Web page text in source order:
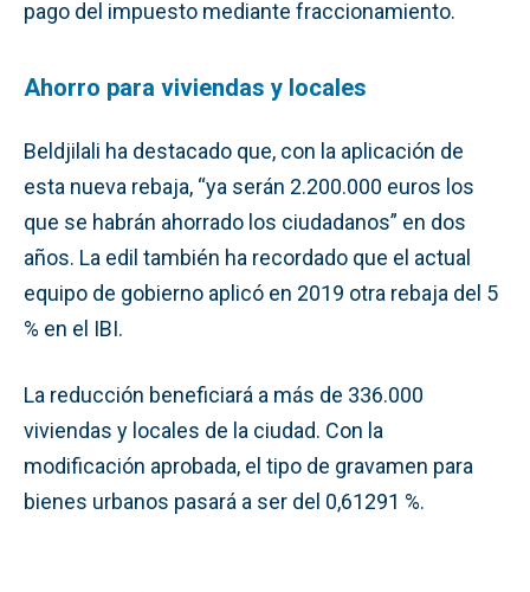
pago del impuesto mediante fraccionamiento.
Ahorro para viviendas y locales
Beldjilali ha destacado que, con la aplicación de
esta nueva rebaja, “ya serán 2.200.000 euros los
que se habrán ahorrado los ciudadanos” en dos
años. La edil también ha recordado que el actual
equipo de gobierno aplicó en 2019 otra rebaja del 5
% en el IBI.
La reducción beneficiará a más de 336.000
viviendas y locales de la ciudad. Con la
modificación aprobada, el tipo de gravamen para
bienes urbanos pasará a ser del 0,61291 %.